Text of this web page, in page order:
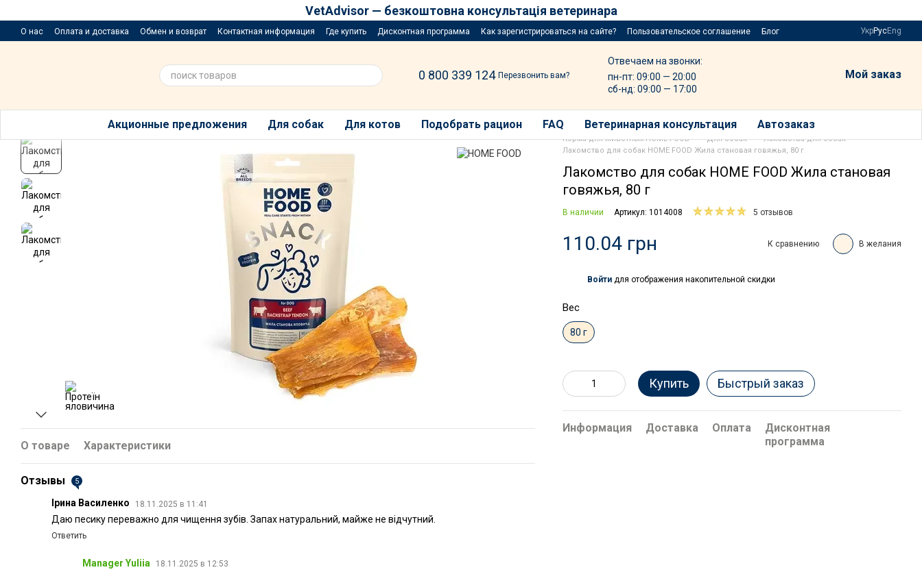
VetAdvisor — безкоштовна консультація ветеринара
О нас Оплата и доставка Обмен и возврат Контактная информация Где купить Дисконтная программа Как зарегистрироваться на сайте? Пользовательское соглашение
Блог
УкрРусEng
0 800 339 124 Перезвонить вам?
Отвечаем на звонки:
пн-пт: 09:00 — 20:00
сб-нд: 09:00 — 17:00
Мой заказ
Акционные предложения Для собак Для котов Подобрать рацион FAQ Ветеринарная консультация Автозаказ
О товаре Характеристики
Отзывы 5
Ірина Василенко 18.11.2025 в 11:41
Даю песику переважно для чищення зубів. Запах натуральний, майже не відчутний.
Ответить
Manager Yuliia 18.11.2025 в 12:53
Корма для животных HOME FOOD Для собак
Лакомства для собак
Лакомство для собак HOME FOOD Жила становая говяжья, 80 г
Лакомство для собак HOME FOOD Жила становая
говяжья, 80 г
В наличии Артикул: 1014008 5 отзывов
110.04 грн К сравнению В желания
Войти для отображения накопительной скидки
Вес
80 г
Купить Быстрый заказ
Информация Доставка Оплата
Дисконтная
программа